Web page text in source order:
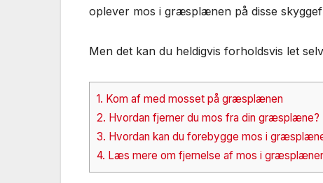
oplever mos i græsplænen på disse
Men det kan du heldigvis forholdsvis let
1. Kom af med mosset på græsplænen
2. Hvordan fjerner du mos fra din græsplæne?
3. Hvordan kan du forebygge mos i
4. Læs mere om fjernelse af mos i